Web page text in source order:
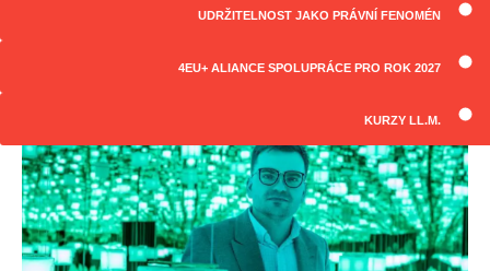
UDRŽITELNOST JAKO PRÁVNÍ FENOMÉN
4EU+ ALIANCE SPOLUPRÁCE PRO ROK 2027
KURZY LL.M.
Všechny články